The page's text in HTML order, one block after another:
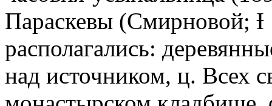
Параскевы (Смирновой;
располагались:
над источником, ц. Всех